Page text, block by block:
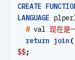
CREATE
LANGUAGE
# val 现在是
return join (
$$;